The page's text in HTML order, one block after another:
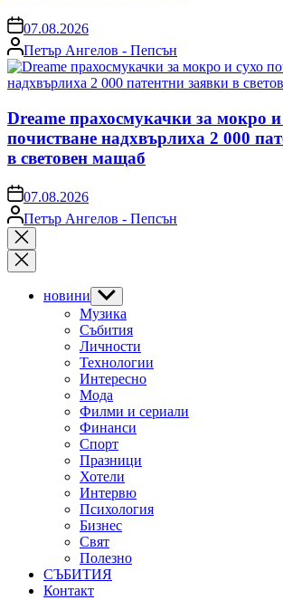
on07.08.2026
Posted
by
Петър Ангелов - Пепсън
Dreame прахосмукачки за мокро и
почистване надхвърлиха 2 000
в световен мащаб
on07.08.2026
Posted
by
Петър Ангелов - Пепсън
Close
search
новини Show
sub
menu
Музика
Събития
Личности
Технологии
Интересно
Мода
Филми и сериали
Финанси
Спорт
Празници
Хотели
Интервю
Психология
Бизнес
Свят
Полезно
СЪБИТИЯ
Контакт